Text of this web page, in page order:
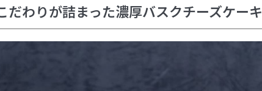
だわりが詰まった濃厚バスクチーズケーキ